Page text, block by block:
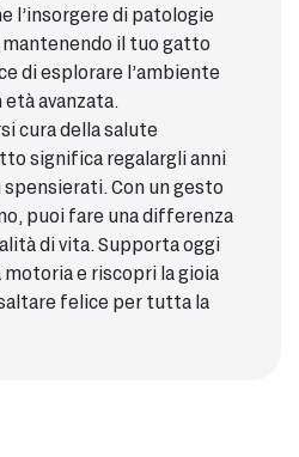
l’insorgere di patologie
il tuo gatto
di esplorare l’ambiente
avanzata.
cura della salute
significa regalargli anni
Con un gesto
puoi fare una differenza
di vita. Supporta oggi
e riscopri la gioia
felice per tutta la